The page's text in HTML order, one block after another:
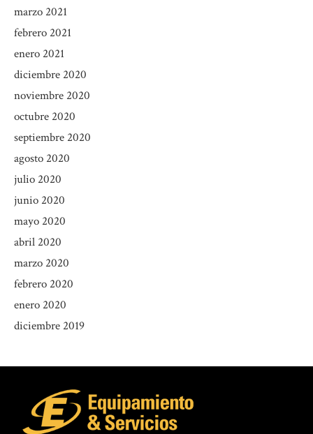
marzo 2021
febrero 2021
enero 2021
diciembre 2020
noviembre 2020
octubre 2020
septiembre 2020
agosto 2020
julio 2020
junio 2020
mayo 2020
abril 2020
marzo 2020
febrero 2020
enero 2020
diciembre 2019